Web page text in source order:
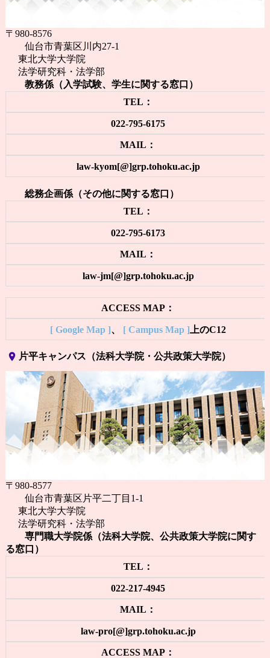
〒980-8576
仙台市青葉区川内27-1
東北大学大学院
法学研究科・法学部
教務係（入学試験、学生に関する窓口）
TEL：
022-795-6175
MAIL：
law-kyom[@]grp.tohoku.ac.jp
総務企画係（その他に関する窓口）
TEL：
022-795-6173
MAIL：
law-jm[@]grp.tohoku.ac.jp
ACCESS MAP：
[ Google Map ]、 [ Campus Map ] 上のC12
place 片平キャンパス（法科大学院・公共政策大学院）
〒980-8577
仙台市青葉区片平二丁目1-1
東北大学大学院
法学研究科・法学部
専門職大学院係（法科大学院、公共政策大学院に関す
る窓口）
TEL：
022-217-4945
MAIL：
law-pro[@]grp.tohoku.ac.jp
ACCESS MAP：